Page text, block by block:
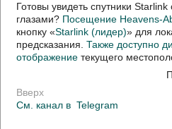
Готовы увидеть спутники Starlink
глазами? Посещение Heavens-
кнопку «Starlink (лидер)» для
предсказания.Также доступно
отображениетекущего
Вверх
См. канал в Telegram